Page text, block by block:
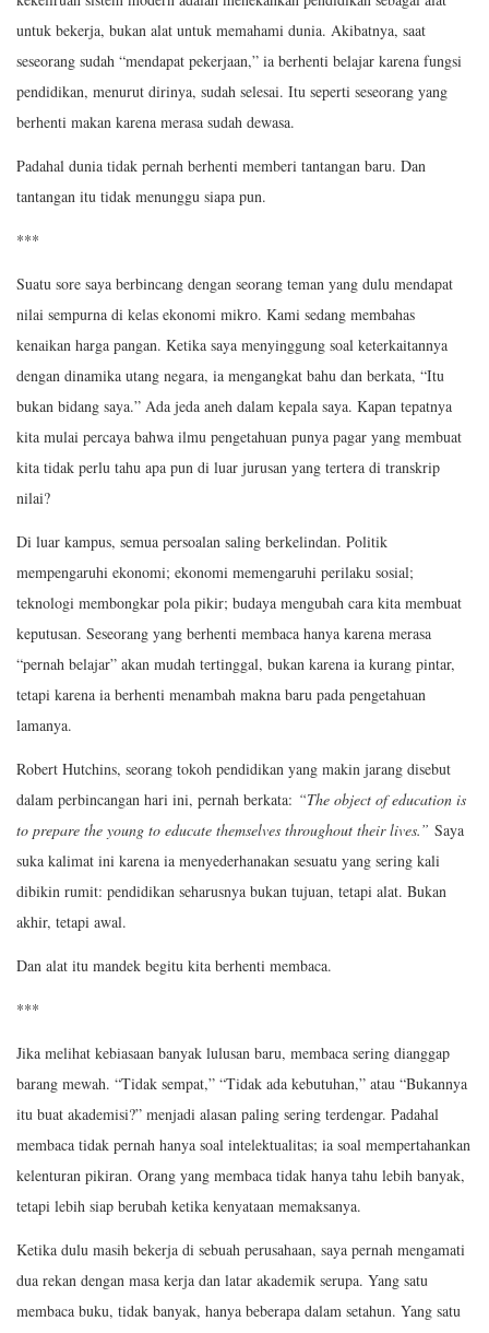
untuk bekerja, bukan alat untuk memahami dunia. Akibatnya, saat
seseorang sudah “mendapat pekerjaan,” ia berhenti belajar karena fungsi
pendidikan, menurut dirinya, sudah selesai. Itu seperti seseorang yang
berhenti makan karena merasa sudah dewasa.
Padahal dunia tidak pernah berhenti memberi tantangan baru. Dan
tantangan itu tidak menunggu siapa pun.
***
Suatu sore saya berbincang dengan seorang teman yang dulu mendapat
nilai sempurna di kelas ekonomi mikro. Kami sedang membahas
kenaikan harga pangan. Ketika saya menyinggung soal keterkaitannya
dengan dinamika utang negara, ia mengangkat bahu dan berkata, “Itu
bukan bidang saya.” Ada jeda aneh dalam kepala saya. Kapan tepatnya
kita mulai percaya bahwa ilmu pengetahuan punya pagar yang membuat
kita tidak perlu tahu apa pun di luar jurusan yang tertera di transkrip
nilai?
Di luar kampus, semua persoalan saling berkelindan. Politik
mempengaruhi ekonomi; ekonomi memengaruhi perilaku sosial;
teknologi membongkar pola pikir; budaya mengubah cara kita membuat
keputusan. Seseorang yang berhenti membaca hanya karena merasa
“pernah belajar” akan mudah tertinggal, bukan karena ia kurang pintar,
tetapi karena ia berhenti menambah makna baru pada pengetahuan
lamanya.
Robert Hutchins, seorang tokoh pendidikan yang makin jarang disebut
dalam perbincangan hari ini, pernah berkata: “The object of education is
to prepare the young to educate themselves throughout their lives.” Saya
suka kalimat ini karena ia menyederhanakan sesuatu yang sering kali
dibikin rumit: pendidikan seharusnya bukan tujuan, tetapi alat. Bukan
akhir, tetapi awal.
Dan alat itu mandek begitu kita berhenti membaca.
***
Jika melihat kebiasaan banyak lulusan baru, membaca sering dianggap
barang mewah. “Tidak sempat,” “Tidak ada kebutuhan,” atau “Bukannya
itu buat akademisi?” menjadi alasan paling sering terdengar. Padahal
membaca tidak pernah hanya soal intelektualitas; ia soal mempertahankan
kelenturan pikiran. Orang yang membaca tidak hanya tahu lebih banyak,
tetapi lebih siap berubah ketika kenyataan memaksanya.
Ketika dulu masih bekerja di sebuah perusahaan, saya pernah mengamati
dua rekan dengan masa kerja dan latar akademik serupa. Yang satu
membaca buku, tidak banyak, hanya beberapa dalam setahun. Yang satu